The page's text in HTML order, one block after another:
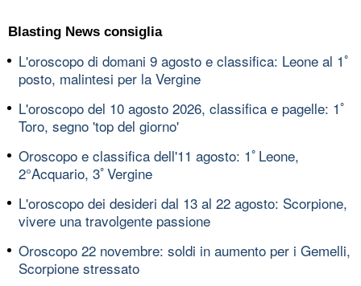
Blasting News consiglia
L'oroscopo di domani 9 agosto e classifica: Leone al 1ﾟ
posto, malintesi per la Vergine
L'oroscopo del 10 agosto 2026, classifica e pagelle: 1ﾟ
Toro, segno 'top del giorno'
Oroscopo e classifica dell'11 agosto: 1ﾟLeone,
2°Acquario, 3ﾟVergine
L'oroscopo dei desideri dal 13 al 22 agosto: Scorpione,
vivere una travolgente passione
Oroscopo 22 novembre: soldi in aumento per i Gemelli,
Scorpione stressato